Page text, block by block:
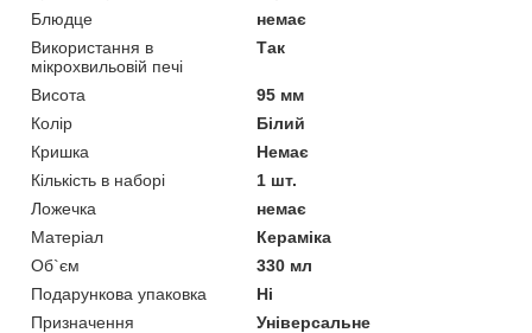
Блюдце
немає
Використання в
мікрохвильовій печі
Так
Висота
95 мм
Колір
Білий
Кришка
Немає
Кількість в наборі
1 шт.
Ложечка
немає
Матеріал
Кераміка
Об`єм
330 мл
Подарункова упаковка
Ні
Призначення
Універсальне